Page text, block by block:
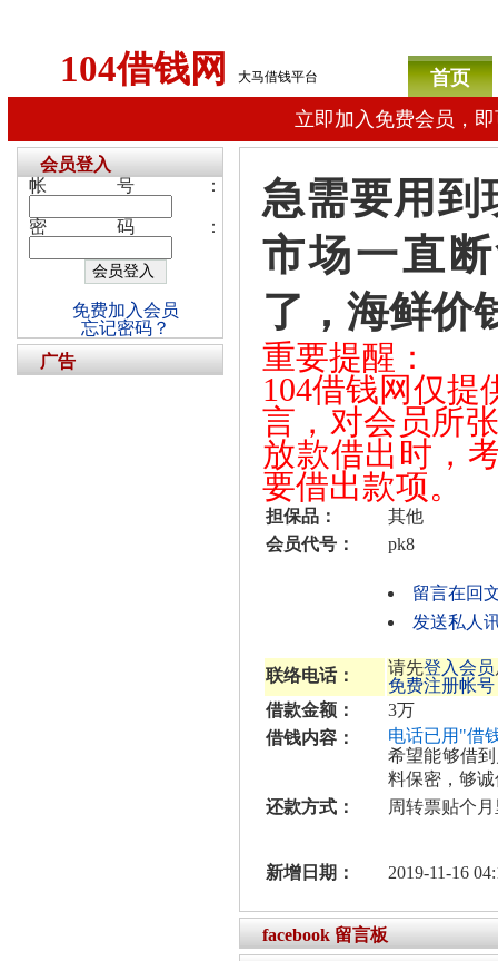
104借钱网 大马借钱平台
首页
立即加入免费会员，
急需要用到
市场一直
了，海鲜价
重要提醒：
104借钱网仅提
言，对会员所
放款借出时，
要借出款项。
担保品：
其他
会员代号：
pk8
留言在回
发送私人
联络电话： 请先登入会员
免费注册帐号
借款金额：
3万
借钱内容：
电话已用"借
希望能够借
料保密，够
还款方式：
周转票贴个
新增日期： 2019-11-16
facebook 留言板
会员登入
帐号：
密码：
免费加入会员
忘记密码？
广告